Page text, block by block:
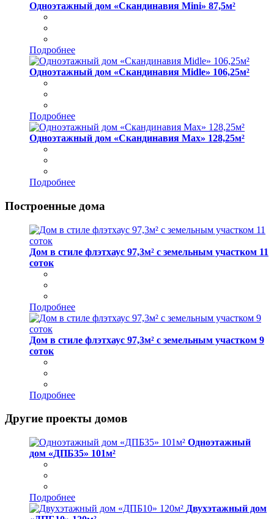
Одноэтажный дом «Скандинавия Mini» 87,5м²
Подробнее
Одноэтажный дом «Скандинавия Midle» 106,25м²
Подробнее
Одноэтажный дом «Скандинавия Max» 128,25м²
Подробнее
Построенные дома
Дом в стиле флэтхаус 97,3м² с земельным участком 11
соток
Подробнее
Дом в стиле флэтхаус 97,3м² с земельным участком 9
соток
Подробнее
Другие проекты домов
Одноэтажный
дом «ДПБ35» 101м²
Подробнее
Двухэтажный дом